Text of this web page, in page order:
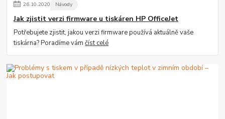
26.10.2020 Návody
Jak zjistit verzi firmware u tiskáren HP OfficeJet
Potřebujete zjistit, jakou verzi firmware používá aktuálně vaše
tiskárna? Poradíme vámčíst celé